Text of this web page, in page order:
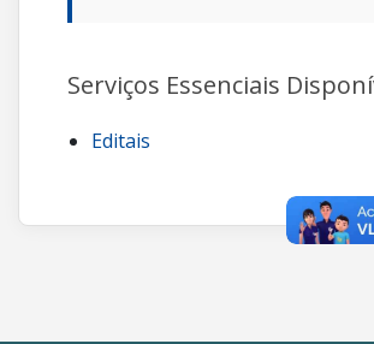
Serviços Essenciais
Editais